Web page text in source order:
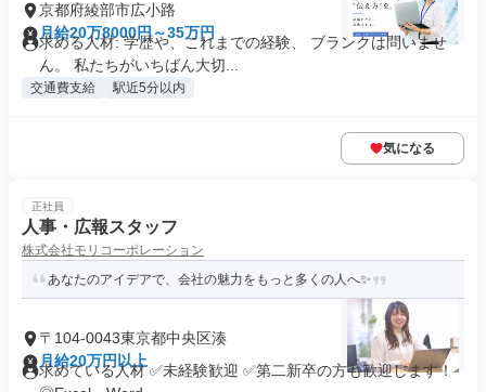
京都府綾部市広小路
月給20万8000円～35万円
求める人材: 学歴や、これまでの経験、 ブランクは問いませ
ん。 私たちがいちばん大切...
交通費支給 駅近5分以内
気になる
正社員
人事・広報スタッフ
株式会社モリコーポレーション
あなたのアイデアで、会社の魅力をもっと多くの人へ✨
〒104-0043東京都中央区湊
月給20万円以上
求めている人材 ✅未経験歓迎 ✅第二新卒の方も歓迎します！